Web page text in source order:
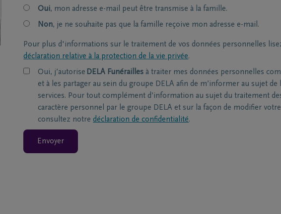
Oui, mon adresse e-mail peut être transmise à la famille.
Non, je ne souhaite pas que la famille reçoive mon adresse e-mail.
Pour plus d'informations sur le traitement de vos données personnelles
déclaration relative à la protection de la vie privée.
Oui, j’autorise DELA Funérailles à traiter mes données personnelles
et à les partager au sein du groupe DELA afin de m’informer au sujet
services. Pour tout complément d’information au sujet du traitement
caractère personnel par le groupe DELA et sur la façon de modifier
consultez notredéclaration de confidentialité.
Envoyer